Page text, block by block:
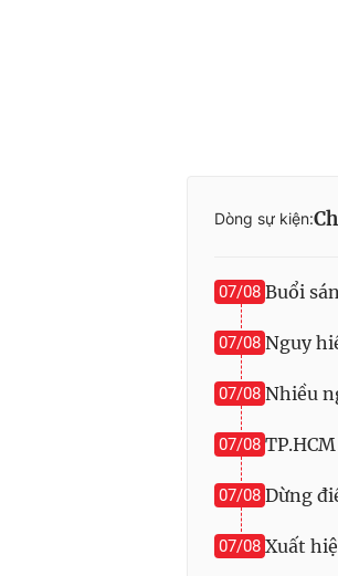
Dòng sự kiện:
07/08 Buổi
07/08 Nguy
07/08 Nhiều
07/08
07/08 Dừng
07/08 Xuất